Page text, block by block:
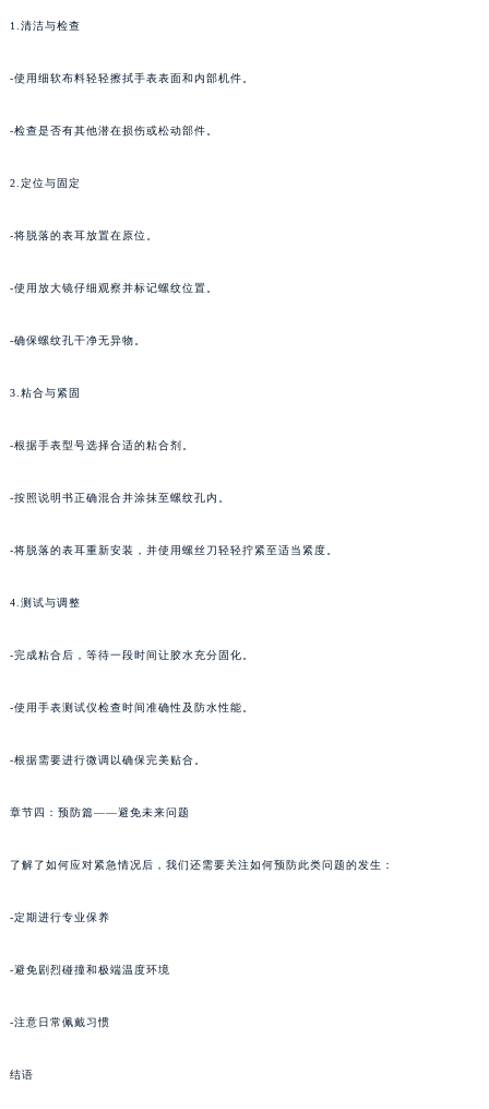
1.清洁与检查
-使用细软布料轻轻擦拭手表表面和内部机件。
-检查是否有其他潜在损伤或松动部件。
2.定位与固定
-将脱落的表耳放置在原位。
-使用放大镜仔细观察并标记螺纹位置。
-确保螺纹孔干净无异物。
3.粘合与紧固
-根据手表型号选择合适的粘合剂。
-按照说明书正确混合并涂抹至螺纹孔内。
-将脱落的表耳重新安装，并使用螺丝刀轻轻拧紧至适当紧度。
4.测试与调整
-完成粘合后，等待一段时间让胶水充分固化。
-使用手表测试仪检查时间准确性及防水性能。
-根据需要进行微调以确保完美贴合。
章节四：预防篇——避免未来问题
了解了如何应对紧急情况后，我们还需要关注如何预防此类问题的发生：
-定期进行专业保养
-避免剧烈碰撞和极端温度环境
-注意日常佩戴习惯
结语